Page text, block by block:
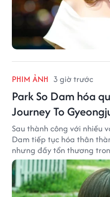
PHIM ẢNH 3 giờ trước
Park So Dam hóa
Journey To
Sau thành công với nhiều
Dam tiếp tục hóa thân
nhưng đầy tổn thương
Gyeongju”.